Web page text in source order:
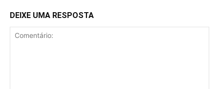
DEIXE UMA RESPOSTA